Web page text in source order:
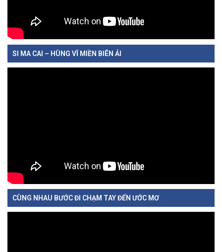
SI MA CAI – HÙNG VĨ MIỀN BIÊN ẢI
CÙNG NHAU BƯỚC ĐI CHẠM TAY ĐẾN ƯỚC MƠ